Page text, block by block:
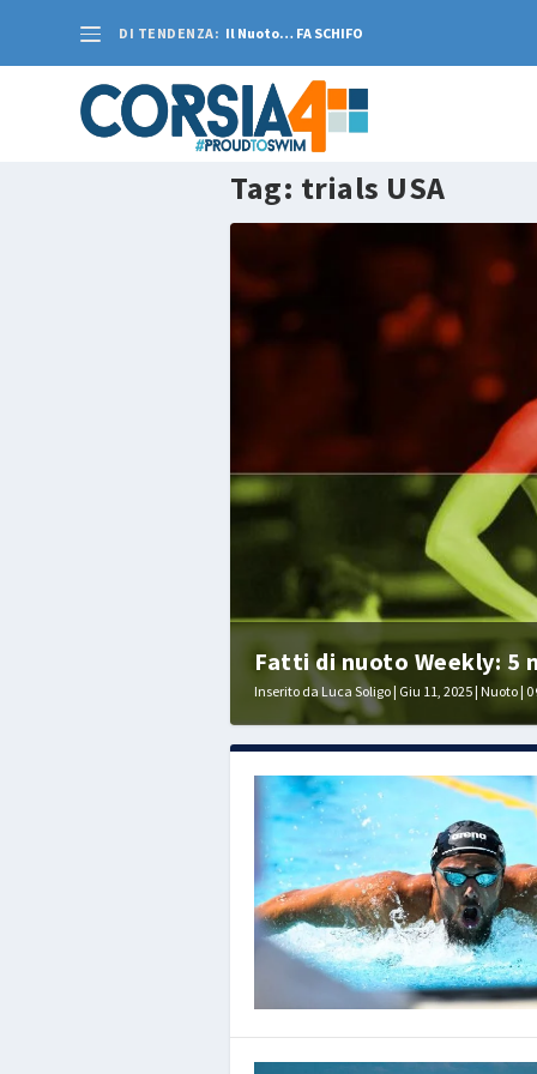
DI TENDENZA: Il Nuoto… FA SCHIFO
Tag: trials USA
Fatti di nuoto Weekly: 5
Inserito da Luca Soligo | Giu 11, 2025 | Nuoto| 0